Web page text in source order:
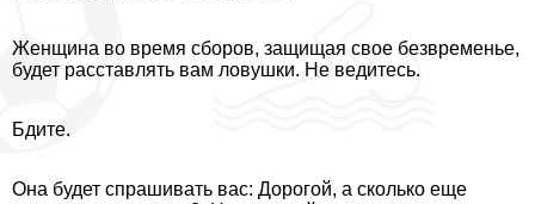
Женщина во время сборов, защищая свое безвременье,
будет расставлять вам ловушки. Не ведитесь.
Бдите.
Она будет спрашивать вас: Дорогой, а сколько еще